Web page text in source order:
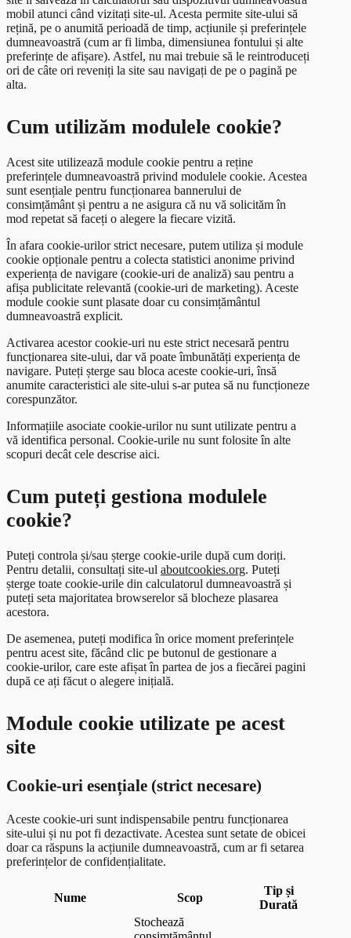
Consultare publică
Acte normative
Registru consemnare și analizare propuneri
Integritate instituțională
Etică și conduită
Comunicat de presa
Statistici
Note de informare
Statistici europene
RNCIS
Reglementări
RNCP
RPEFPAIIS
Euroguidance
Proiecte
În calitate de beneficiar
ISCO sarcini și activități
Standarde Ocupaționale 2014-2026
Standarde Ocupaționale Arhivate (documentare)
Reglementari
Acte necesare
Relația cu piața muncii protocoale de colaborare
Standarde Ocupaționale
Tarife
Programe de formare
Specialist în sisteme de calificare
Centru competențe digitale
Registre
Registrul evaluatorilor de competențe profesionale
(2026-prezent)
Registrul evaluatorilor de competențe
profesionale(2021-2025)
Registrul Național al Centrelor Profesionale
Registrul Absolventilor
Legături utile
Contact
mobil atunci când vizitați site-ul. Acesta permite site-ului să
rețină, pe o anumită perioadă de timp, acțiunile și preferințele
dumneavoastră (cum ar fi limba, dimensiunea fontului și alte
preferințe de afișare). Astfel, nu mai trebuie să le reintroduceți
ori de câte ori reveniți la site sau navigați de pe o pagină pe
alta.
Cum utilizăm modulele cookie?
Acest site utilizează module cookie pentru a reține
preferințele dumneavoastră privind modulele cookie. Acestea
sunt esențiale pentru funcționarea bannerului de
consimțământ și pentru a ne asigura că nu vă solicităm în
mod repetat să faceți o alegere la fiecare vizită.
În afara cookie-urilor strict necesare, putem utiliza și module
cookie opționale pentru a colecta statistici anonime privind
experiența de navigare (cookie-uri de analiză) sau pentru a
afișa publicitate relevantă (cookie-uri de marketing). Aceste
module cookie sunt plasate doar cu consimțământul
dumneavoastră explicit.
Activarea acestor cookie-uri nu este strict necesară pentru
funcționarea site-ului, dar vă poate îmbunătăți experiența de
navigare. Puteți șterge sau bloca aceste cookie-uri, însă
anumite caracteristici ale site-ului s-ar putea să nu funcționeze
corespunzător.
Informațiile asociate cookie-urilor nu sunt utilizate pentru a
vă identifica personal. Cookie-urile nu sunt folosite în alte
scopuri decât cele descrise aici.
Cum puteți gestiona modulele
cookie?
Puteți controla și/sau șterge cookie-urile după cum doriți.
Pentru detalii, consultați site-ul aboutcookies.org. Puteți
șterge toate cookie-urile din calculatorul dumneavoastră și
puteți seta majoritatea browserelor să blocheze plasarea
acestora.
De asemenea, puteți modifica în orice moment preferințele
pentru acest site, făcând clic pe butonul de gestionare a
cookie-urilor, care este afișat în partea de jos a fiecărei pagini
după ce ați făcut o alegere inițială.
Module cookie utilizate pe acest
site
Cookie-uri esențiale (strict necesare)
Aceste cookie-uri sunt indispensabile pentru funcționarea
site-ului și nu pot fi dezactivate. Acestea sunt setate de obicei
doar ca răspuns la acțiunile dumneavoastră, cum ar fi setarea
preferințelor de confidențialitate.
Nume Scop
Tip și
Durată
Stochează